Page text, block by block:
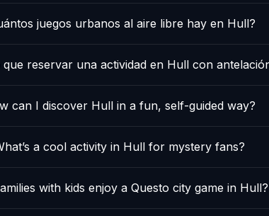
juegos urbanos al aire libre hay en Hull?
que reservar una actividad en Hull con
can I discover Hull in a fun, self-guided way?
a cool activity in Hull for mystery fans?
with kids enjoy a Questo city game in Hull?